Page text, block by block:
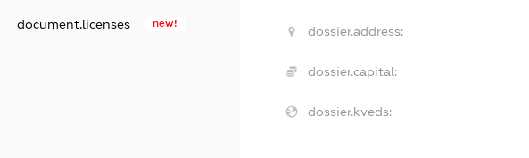
document.licenses new!
dossier.address:
dossier.capital:
dossier.kveds: